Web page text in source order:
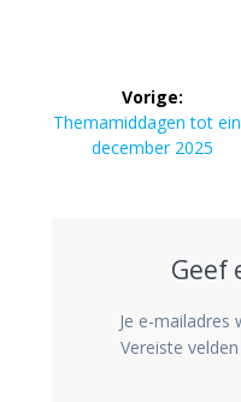
Bericht
navigatie
Vorige:
Vorig
bericht:
Themamiddagen tot
december 2025
Geef
Je e-mailadres
Vereiste